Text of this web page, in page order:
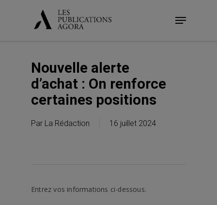
Menu
Nouvelle alerte
d’achat : On renforce
certaines positions
Par La Rédaction 16 juillet 2024
Entrez vos informations ci-dessous.